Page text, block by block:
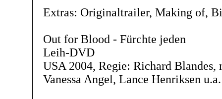
Extras: Originaltrailer, Making of,
Out for Blood - Fürchte jeden
Leih-DVD
USA 2004, Regie: Richard
Vanessa Angel, Lance Henriksen u.a.